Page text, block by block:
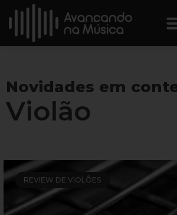
Novidades em
Violão
REVIEW DE VIOLÕES